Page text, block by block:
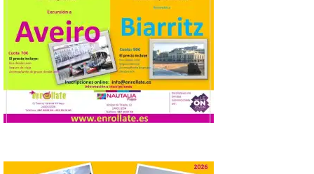
Los días 7, 8 y 9 de agosto
de 2026, Camarzana de
Tera volverá a convertirse
en punto de encuentro,
con la Villa Romana de
Orpheus. Vivimos un momento en el que la
música en directo mueve grandes
fenómenos de […]
conforme a la legalidad, la